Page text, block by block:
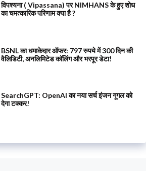
विपश्यना ( Vipassana) पर NIMHANS के हुए शोध
का चमत्कारिक परिणाम क्या है ?
BSNL का धमाकेदार ऑफर: 797 रुपये में 300 दिन की
वैलिडिटी, अनलिमिटेड कॉलिंग और भरपूर डेटा!
SearchGPT: OpenAI का नया सर्च इंजन गूगल को
देगा टक्कर!